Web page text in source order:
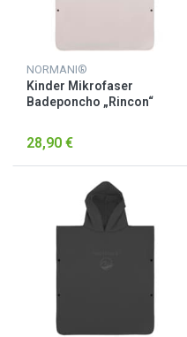
NORMANI®
Kinder Mikrofaser
Badeponcho „Rincon“
28,90 €